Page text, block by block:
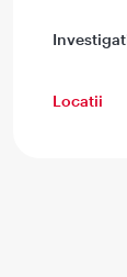
Locatii